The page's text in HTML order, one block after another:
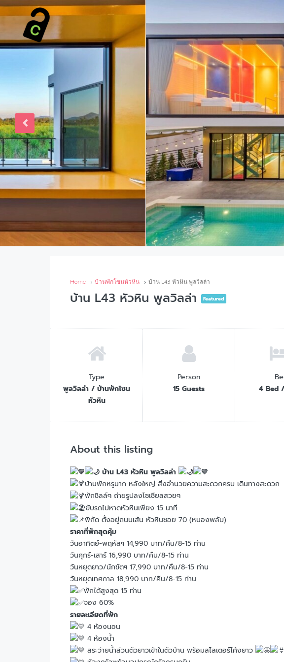
Home บ้านพักโซนหัวหิน บ้าน L43 หัวหิน พูลวิลล่า
บ้าน L43 หัวหิน พูลวิลล่า Featured
Type
พูลวิลล่า / บ้านพักโซน
หัวหิน
Person
15 Guests
4 Bed
About this listing
บ้าน L43 หัวหิน พูลวิลล่า
บ้านพักหรูมาก หลังใหญ่ สิ่งอำนวยความสะดวกครบ เดินทางสะดวก
พักชิลล์ๆ ถ่ายรูปลงโซเชียลสวยๆ
ขับรถไปหาดหัวหินเพียง 15 นาที
พิกัด ตั้งอยู่ถนนเส้น หัวหินซอย 70 (หนองพลับ)
ราคาที่พักสุดคุ้ม
วันอาทิตย์-พฤหัสฯ 14,990 บาท/คืน/8-15 ท่าน
วันศุกร์-เสาร์ 16,990 บาท/คืน/8-15 ท่าน
วันหยุดยาว/นักขัตฯ 17,990 บาท/คืน/8-15 ท่าน
วันหยุดเทศกาล 18,990 บาท/คืน/8-15 ท่าน
พักได้สูงสุด 15 ท่าน
จอง 60%
รายละเอียดที่พัก
4 ห้องนอน
4 ห้องน้ำ
สระว่ายน้ำส่วนตัวยาวเข้าในตัวบ้าน พร้อมสไลเดอร์โค้งยาว